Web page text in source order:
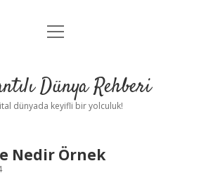
Anasayfa
Yasal Uyarı
menüyü
Dünya Rehberi
dünyada keyifli bir yolculuk!
Nedir Örnek